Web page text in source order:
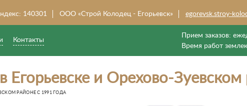
140301 ООО «Строй Колодец - Егорьевск» egorevsk.stroy-
Контакты
Прием заказов:
Время работ
Егорьевске и Орехово-Зуевском
РАЙОНЕ С 1991 ГОДА